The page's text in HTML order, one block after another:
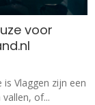
voor
Vlaggen zijn een
of...